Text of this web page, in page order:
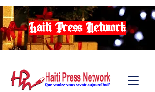
Haiti Press Network